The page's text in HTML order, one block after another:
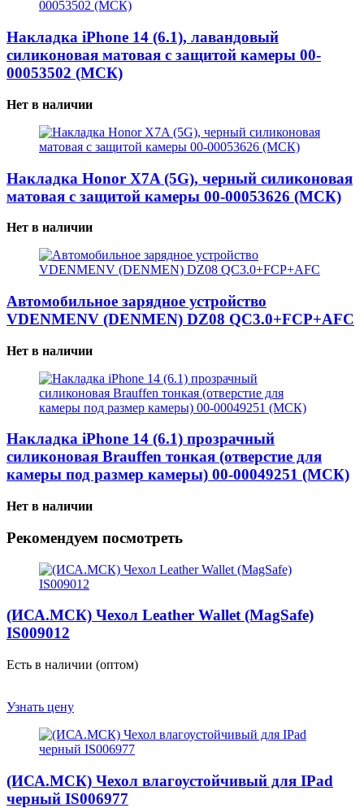
Накладка iPhone 14 (6.1), лавандовый
силиконовая матовая с защитой камеры 00-
00053502 (МСК)
Нет в наличии
Накладка Honor X7A (5G), черный силиконовая
матовая с защитой камеры 00-00053626 (МСК)
Нет в наличии
Автомобильное зарядное устройство
VDENMENV (DENMEN) DZ08 QC3.0+FCP+AFC
Нет в наличии
Накладка iPhone 14 (6.1) прозрачный
силиконовая Brauffen тонкая (отверстие для
камеры под размер камеры) 00-00049251 (МСК)
Нет в наличии
Рекомендуем посмотреть
(ИСА.МСК) Чехол Leather Wallet (MagSafe)
IS009012
Есть в наличии (оптом)
Узнать цену
(ИСА.МСК) Чехол влагоустойчивый для IPad
черный IS006977